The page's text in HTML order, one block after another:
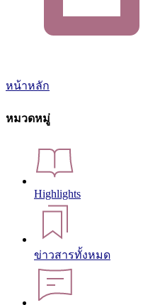
หน้าหลัก
หมวดหมู่
Highlights
ข่าวสารทั้งหมด